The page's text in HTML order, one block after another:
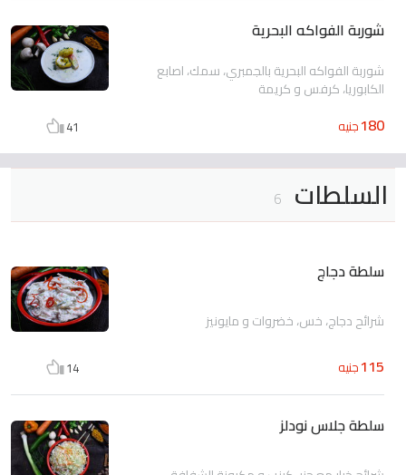
شوربة الفواكه البحرية
شوربة الفواكه البحرية بالجمبري، سمك، اصابع
الكابوريا، كرفس و كريمة
180جنيه 41
السلطات 6
سلطة دجاج
شرائح دجاج، خس، خضروات و مايونيز
115جنيه 14
سلطة جلاس نودلز